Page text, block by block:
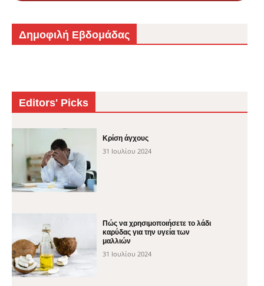
Δημοφιλή Εβδομάδας
Editors' Picks
Κρίση άγχους
31 Ιουλίου 2024
Πώς να χρησιμοποιήσετε το λάδι
καρύδας για την υγεία των
μαλλιών
31 Ιουλίου 2024